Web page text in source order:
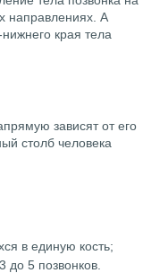
направлениях. А
края тела
зависят от его
столб человека
в единую кость;
до 5 позвонков.